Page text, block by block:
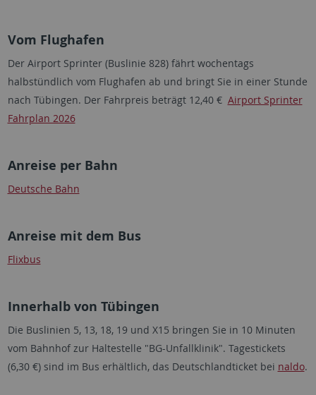
Vom Flughafen
Der Airport Sprinter (Buslinie 828) fährt wochentags
halbstündlich vom Flughafen ab und bringt Sie in einer Stunde
nach Tübingen. Der Fahrpreis beträgt 12,40 € Airport Sprinter
Fahrplan 2026
Anreise per Bahn
Deutsche Bahn
Anreise mit dem Bus
Flixbus
Innerhalb von Tübingen
Die Buslinien 5, 13, 18, 19 und X15 bringen Sie in 10 Minuten
vom Bahnhof zur Haltestelle "BG-Unfallklinik". Tagestickets
(6,30 €) sind im Bus erhältlich, das Deutschlandticket bei naldo.